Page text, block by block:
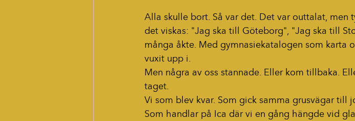
Alla skulle bort. Så var det. Det var outtalat,
det viskas: "Jag ska till Göteborg", "Jag ska till
många åkte. Med gymnasiekatalogen som karta
vuxit upp i.
Men några av oss stannade. Eller kom tillbaka.
taget.
Vi som blev kvar. Som gick samma grusvägar till
Som handlar på Ica där vi en gång hängde vid